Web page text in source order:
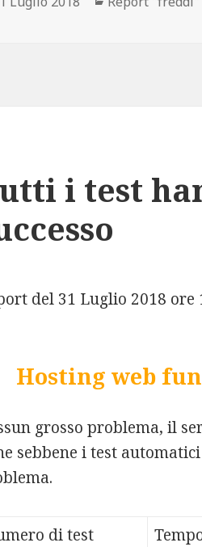
i test
del 31 Luglio 2018 ore
Hosting web
grosso problema, il
sebbene i test
di test